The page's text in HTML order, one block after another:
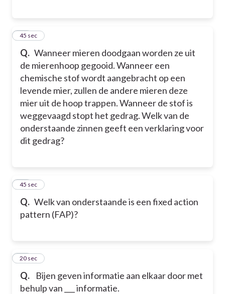
Q. Wanneer mieren doodgaan worden ze uit
de mierenhoop gegooid. Wanneer een
chemische stof wordt aangebracht op een
levende mier, zullen de andere mieren deze
mier uit de hoop trappen. Wanneer de stof is
weggevaagd stopt het gedrag. Welk van de
onderstaande zinnen geeft een verklaring voor
dit gedrag?
11
45 sec
Q. Welk van onderstaande is een fixed action
pattern (FAP)?
12
45 sec
Q.
Bijen geven informatie aan elkaar door met
behulp van ___ informatie.
13
20 sec